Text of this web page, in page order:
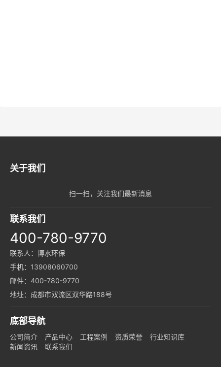
关于我们
扫一扫，关注我们最新消息
联系我们
400-780-9770
联系人：博水环保
手机：13908060700
邮件：400-780-9770
地址：成都市双流区双华路188号
底部导航
公司简介 产品中心 工程案例 资质荣誉
行业知识库
新闻资讯
联系我们